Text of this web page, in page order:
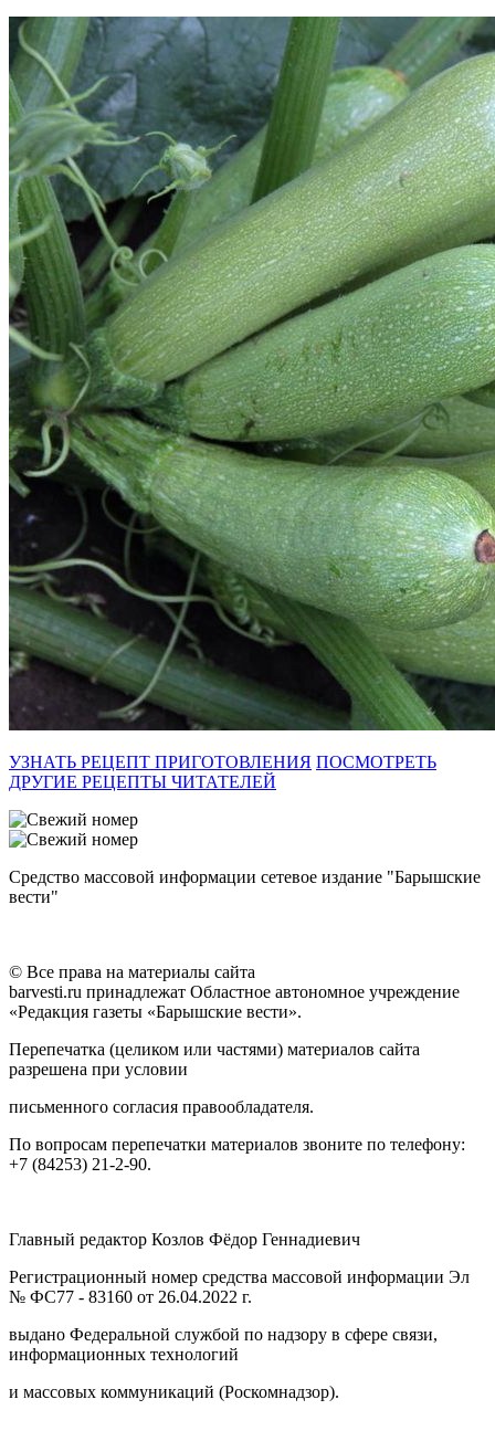
УЗНАТЬ РЕЦЕПТ ПРИГОТОВЛЕНИЯ ПОСМОТРЕТЬ
ДРУГИЕ РЕЦЕПТЫ ЧИТАТЕЛЕЙ
Средство массовой информации сетевое издание "Барышские
вести"
© Все права на материалы сайта
barvesti.ru принадлежат Областное автономное учреждение
«Редакция газеты «Барышские вести».
Перепечатка (целиком или частями) материалов сайта
разрешена при условии
письменного согласия правообладателя.
По вопросам перепечатки материалов звоните по телефону:
+7 (84253) 21-2-90.
Главный редактор Козлов Фёдор Геннадиевич
Регистрационный номер средства массовой информации Эл
№ ФС77 - 83160 от 26.04.2022 г.
выдано Федеральной службой по надзору в сфере связи,
информационных технологий
и массовых коммуникаций (Роскомнадзор).